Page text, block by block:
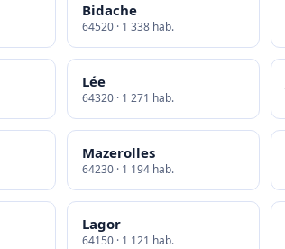
Bidache
64520 · 1 338 hab.
Lée
64320 · 1 271 hab.
Mazerolles
64230 · 1 194 hab.
Lagor
64150 · 1 121 hab.